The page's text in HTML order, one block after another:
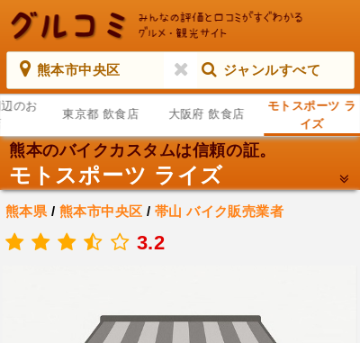
熊本市中央区 ジャンルすべて
のお
東京都 飲食店 大阪府 飲食店
モトスポーツ ラ
イズ
熊本のバイクカスタムは信頼の証。
モトスポーツ ライズ
熊本県 / 熊本市中央区 / 帯山 バイク販売業者
3.2